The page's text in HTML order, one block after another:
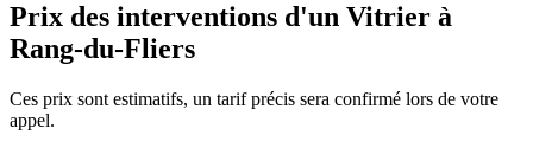
Prix des interventions d'un Vitrier à
Rang-du-Fliers
Ces prix sont estimatifs, un tarif précis sera confirmé lors de votre
appel.